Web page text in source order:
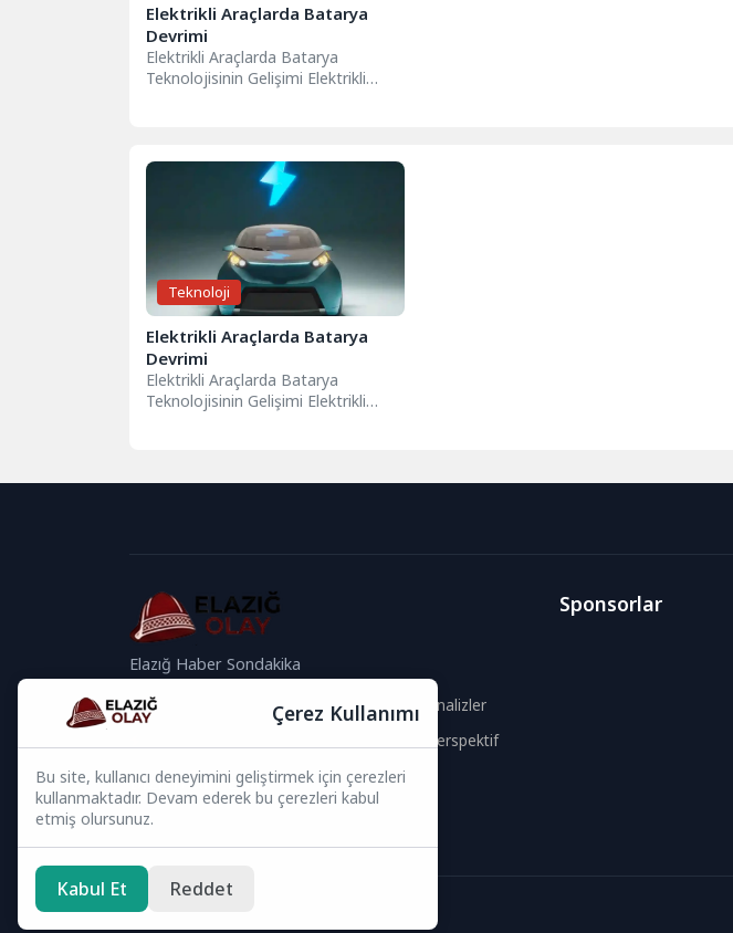
Elektrikli Araçlarda Batarya
Devrimi
Elektrikli Araçlarda Batarya
Teknolojisinin Gelişimi Elektrikli
Teknoloji
Elektrikli Araçlarda Batarya
Devrimi
Elektrikli Araçlarda Batarya
Teknolojisinin Gelişimi Elektrikli
Elazığ Haber Sondakika
Güncel Analizler
Global Perspektif
Bizi Takip Edin
Sponsorlar
Çerez Kullanımı
Bu site, kullanıcı deneyimini geliştirmek için çerezleri
kullanmaktadır. Devam ederek bu çerezleri kabul
etmiş olursunuz.
Kabul Et Reddet